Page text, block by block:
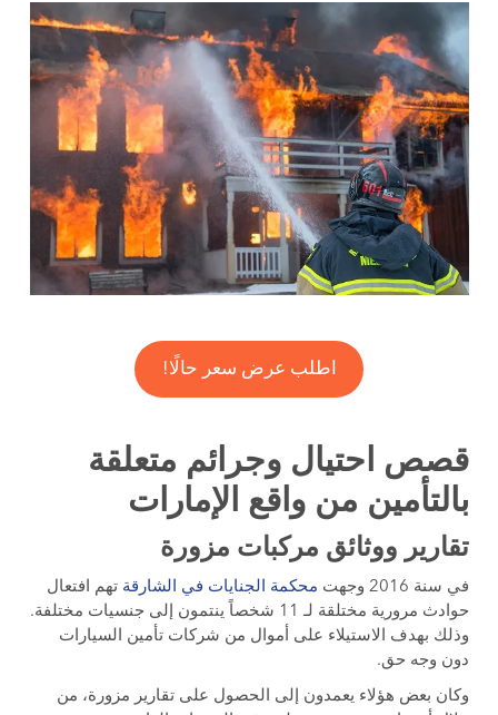
اطلب عرض سعر حالًا!
قصص احتيال وجرائم متعلقة
بالتأمين من واقع الإمارات
تقارير ووثائق مركبات مزورة
في سنة 2016 وجهت محكمة الجنايات في الشارقةتهم افتعال
حوادث مرورية مختلقة لـ 11 شخصاً ينتمون إلى جنسيات مختلفة.
وذلك بهدف الاستيلاء على أموال من شركات تأمين السيارات
دون وجه حق.
وكان بعض هؤلاء يعمدون إلى الحصول على تقارير مزورة، من